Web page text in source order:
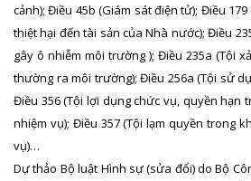
cảnh); Điều 45b (Giám sát điện tử); Điều
thiệt hại đến tài sản của Nhà nước); Điều
gây ô nhiễm môi trường ); Điều 235a (Tội
thường ra môi trường); Điều 256a (Tội sử
Điều 356 (Tội lợi dụng chức vụ, quyền hạn
nhiệm vụ); Điều 357 (Tội lạm quyền trong
vụ)…
Dự thảo Bộ luật Hình sự (sửa đổi) do Bộ